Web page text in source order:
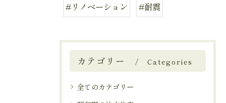
#リノベーション
#耐震
カテゴリー Categories
全てのカテゴリー